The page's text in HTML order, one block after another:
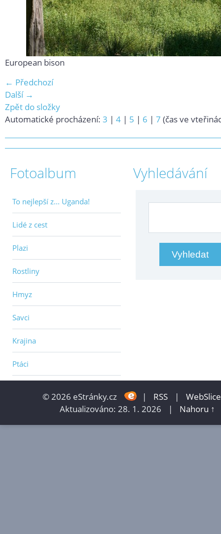
European bison
← Předchozí
Další →
Zpět do složky
Automatické procházení: 3 | 4 | 5 | 6 | 7 (čas ve
Fotoalbum
To nejlepší z... Uganda!
Lidé z cest
Plazi
Rostliny
Hmyz
Savci
Krajina
Ptáci
Vyhledávání
© 2026 eStránky.cz | RSS |
WebSlice
Aktualizováno: 28. 1. 2026
| Nahoru ↑